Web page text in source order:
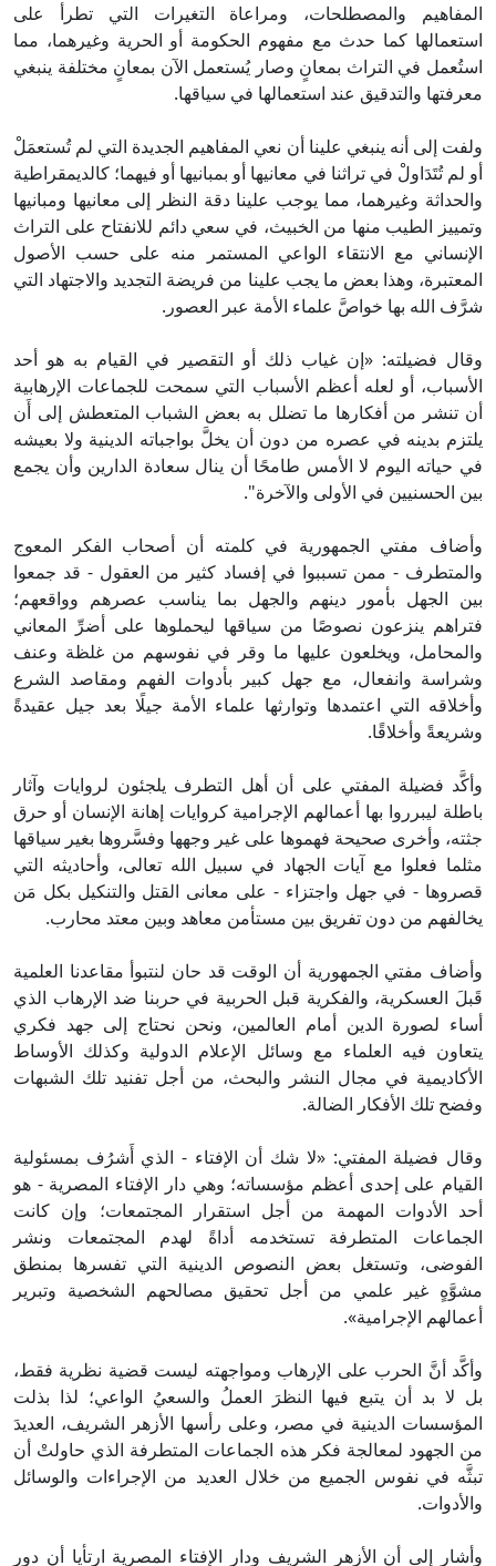
والمصطلحات، ومراعاة التغيرات التي تطرأ على
كما حدث مع مفهوم الحكومة أو الحرية وغيرهما، مما
في التراث بمعانٍ وصار يُستعمل الآن بمعانٍ مختلفة ينبغي
والتدقيق عند استعمالها في سياقها.
إلى أنه ينبغي علينا أن نعي المفاهيم الجديدة التي لم تُستعمَلْ
لم تُتَدَاولْ في تراثنا في معانيها أو بمبانيها أو فيهما؛ كالديمقراطية
وغيرهما، مما يوجب علينا دقة النظر إلى معانيها ومبانيها
الطيب منها من الخبيث، في سعي دائم للانفتاح على التراث
مع الانتقاء الواعي المستمر منه على حسب الأصول
وهذا بعض ما يجب علينا من فريضة التجديد والاجتهاد التي
الله بها خواصَّ علماء الأمة عبر العصور.
فضيلته: «إن غياب ذلك أو التقصير في القيام به هو أحد
أو لعله أعظم الأسباب التي سمحت للجماعات الإرهابية
تنشر من أفكارها ما تضلل به بعض الشباب المتعطش إلى أَن
بدينه في عصره من دون أن يخلَّ بواجباته الدينية ولا بعيشه
حياته اليوم لا الأمس طامحًا أن ينال سعادة الدارين وأن يجمع
الحسنيين في الأولى والآخرة".
مفتي الجمهورية في كلمته أن أصحاب الفكر المعوج
- ممن تسببوا في إفساد كثير من العقول - قد جمعوا
الجهل بأمور دينهم والجهل بما يناسب عصرهم وواقعهم؛
ينزعون نصوصًا من سياقها ليحملوها على أضرِّ المعاني
ويخلعون عليها ما وقر في نفوسهم من غلظة وعنف
وانفعال، مع جهل كبير بأدوات الفهم ومقاصد الشرع
التي اعتمدها وتوارثها علماء الأمة جيلًا بعد جيل عقيدةً
وأخلاقًا.
فضيلة المفتي على أن أهل التطرف يلجئون لروايات وآثار
ليبرروا بها أعمالهم الإجرامية كروايات إهانة الإنسان أو حرق
وأخرى صحيحة فهموها على غير وجهها وفسَّروها بغير سياقها
فعلوا مع آيات الجهاد في سبيل الله تعالى، وأحاديثه التي
- في جهل واجتزاء - على معانى القتل والتنكيل بكل مَن
من دون تفريق بين مستأمن معاهد وبين معتد محارب.
مفتي الجمهورية أن الوقت قد حان لنتبوأ مقاعدنا العلمية
العسكرية، والفكرية قبل الحربية في حربنا ضد الإرهاب الذي
لصورة الدين أمام العالمين، ونحن نحتاج إلى جهد فكري
فيه العلماء مع وسائل الإعلام الدولية وكذلك الأوساط
في مجال النشر والبحث، من أجل تفنيد تلك الشبهات
تلك الأفكار الضالة.
فضيلة المفتي: «لا شك أن الإفتاء - الذي أَشرُف بمسئولية
على إحدى أعظم مؤسساته؛ وهي دار الإفتاء المصرية - هو
الأدوات المهمة من أجل استقرار المجتمعات؛ وإن كانت
المتطرفة تستخدمه أداةً لهدم المجتمعات ونشر
وتستغل بعض النصوص الدينية التي تفسرها بمنطق
غير علمي من أجل تحقيق مصالحهم الشخصية وتبرير
الإجرامية».
أنَّ الحرب على الإرهاب ومواجهته ليست قضية نظرية فقط،
لا بد أن يتبع فيها النظرَ العملُ والسعيُ الواعي؛ لذا بذلت
الدينية في مصر، وعلى رأسها الأزهر الشريف، العديدَ
الجهود لمعالجة فكر هذه الجماعات المتطرفة الذي حاولتْ أن
في نفوس الجميع من خلال العديد من الإجراءات والوسائل
إلى أن الأزهر الشريف ودار الإفتاء المصرية ارتأيا أن دور